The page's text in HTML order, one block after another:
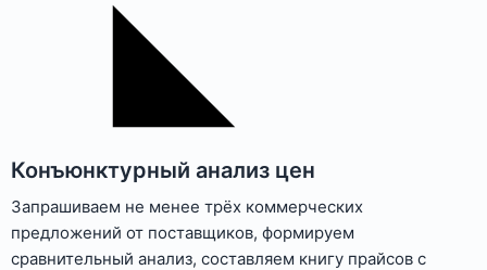
Конъюнктурный анализ цен
Запрашиваем не менее трёх коммерческих
предложений от поставщиков, формируем
сравнительный анализ, составляем книгу прайсов с